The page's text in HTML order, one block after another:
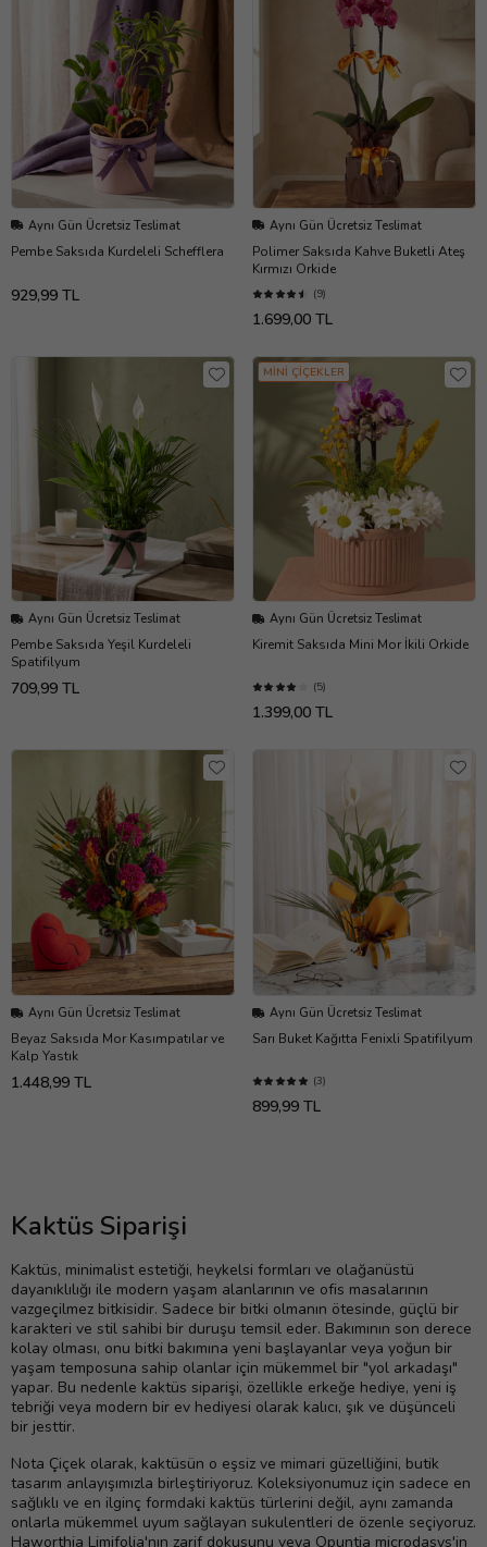
Aynı Gün Ücretsiz Teslimat
Pembe Saksıda Kurdeleli Schefflera
929,99 TL
Aynı Gün Ücretsiz Teslimat
Polimer Saksıda Kahve Buketli Ateş
Kırmızı Orkide
(9)
1.699,00 TL
Aynı Gün Ücretsiz Teslimat
Pembe Saksıda Yeşil Kurdeleli
Spatifilyum
709,99 TL
MİNİ ÇİÇEKLER
Aynı Gün Ücretsiz Teslimat
Kiremit Saksıda Mini Mor İkili Orkide
(5)
1.399,00 TL
Aynı Gün Ücretsiz Teslimat
Beyaz Saksıda Mor Kasımpatılar ve
Kalp Yastık
1.448,99 TL
Aynı Gün Ücretsiz Teslimat
Sarı Buket Kağıtta Fenixli Spatifilyum
(3)
899,99 TL
Kaktüs Siparişi
Kaktüs, minimalist estetiği, heykelsi formları ve olağanüstü
dayanıklılığı ile modern yaşam alanlarının ve ofis masalarının
vazgeçilmez bitkisidir. Sadece bir bitki olmanın ötesinde, güçlü bir
karakteri ve stil sahibi bir duruşu temsil eder. Bakımının son derece
kolay olması, onu bitki bakımına yeni başlayanlar veya yoğun bir
yaşam temposuna sahip olanlar için mükemmel bir "yol arkadaşı"
yapar. Bu nedenle kaktüs siparişi, özellikle erkeğe hediye, yeni iş
tebriği veya modern bir ev hediyesi olarak kalıcı, şık ve düşünceli
bir jesttir.
Nota Çiçek olarak, kaktüsün o eşsiz ve mimari güzelliğini, butik
tasarım anlayışımızla birleştiriyoruz. Koleksiyonumuz için sadece en
sağlıklı ve en ilginç formdaki kaktüs türlerini değil, aynı zamanda
onlarla mükemmel uyum sağlayan sukulentleri de özenle seçiyoruz.
Haworthia Limifolia'nın zarif dokusunu veya Opuntia microdasys'in